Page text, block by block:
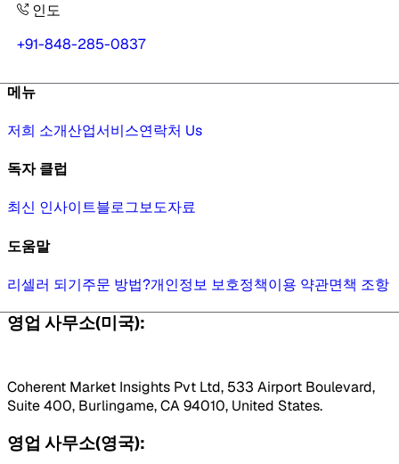
인도
+91-848-285-0837
메뉴
저희 소개산업서비스연락처 Us
독자 클럽
최신 인사이트블로그보도자료
도움말
리셀러 되기주문 방법?개인정보 보호정책이용 약관면책 조항
영업 사무소(미국):
Coherent Market Insights Pvt Ltd, 533 Airport Boulevard,
Suite 400, Burlingame, CA 94010, United States.
영업 사무소(영국):